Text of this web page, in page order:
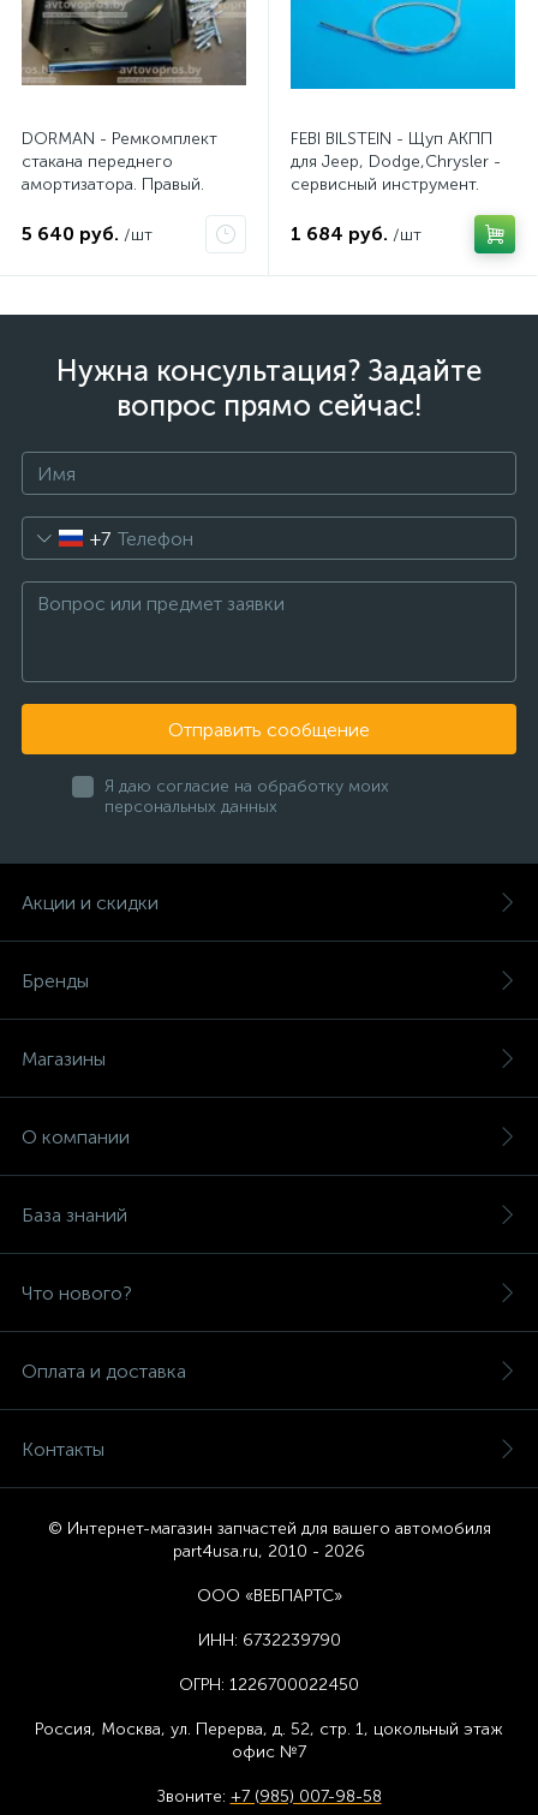
DORMAN - Ремкомплект
стакана переднего
амортизатора. Правый.
5 640 руб. /шт
FEBI BILSTEIN - Щуп АКПП
для Jeep, Dodge,Chrysler -
сервисный инструмент.
1 684 руб. /шт
Нужна консультация? Задайте
вопрос прямо сейчас!
+7
Отправить сообщение
Я даю согласие на обработку моих
персональных данных
Акции и скидки
Бренды
Магазины
О компании
База знаний
Что нового?
Оплата и доставка
Контакты
© Интернет-магазин запчастей для вашего автомобиля
part4usa.ru, 2010 - 2026
ООО «ВЕБПАРТС»
ИНН: 6732239790
ОГРН: 1226700022450
Россия, Москва, ул. Перерва, д. 52, стр. 1, цокольный этаж
офис №7
Звоните: +7 (985) 007-98-58